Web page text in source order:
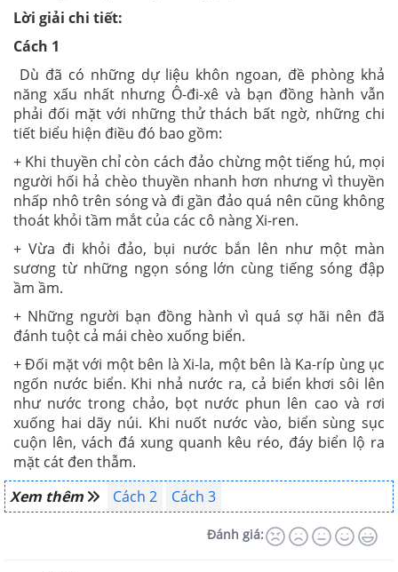
Lời giải chi tiết:
Cách 1
Dù đã có những dự liệu khôn ngoan, đề phòng khả
năng xấu nhất nhưng Ô-đi-xê và bạn đồng hành vẫn
phải đối mặt với những thử thách bất ngờ, những chi
tiết biểu hiện điều đó bao gồm:
+ Khi thuyền chỉ còn cách đảo chừng một tiếng hú, mọi
người hối hả chèo thuyền nhanh hơn nhưng vì thuyền
nhấp nhô trên sóng và đi gần đảo quá nên cũng không
thoát khỏi tầm mắt của các cô nàng Xi-ren.
+ Vừa đi khỏi đảo, bụi nước bắn lên như một màn
sương từ những ngọn sóng lớn cùng tiếng sóng đập
ầm ầm.
+ Những người bạn đồng hành vì quá sợ hãi nên đã
đánh tuột cả mái chèo xuống biển.
+ Đối mặt với một bên là Xi-la, một bên là Ka-ríp ùng ục
ngốn nước biển. Khi nhả nước ra, cả biển khơi sôi lên
như nước trong chảo, bọt nước phun lên cao và rơi
xuống hai dãy núi. Khi nuốt nước vào, biển sùng sục
cuộn lên, vách đá xung quanh kêu réo, đáy biển lộ ra
mặt cát đen thẫm.
Xem thêm
Cách 2 Cách 3
Đánh giá: